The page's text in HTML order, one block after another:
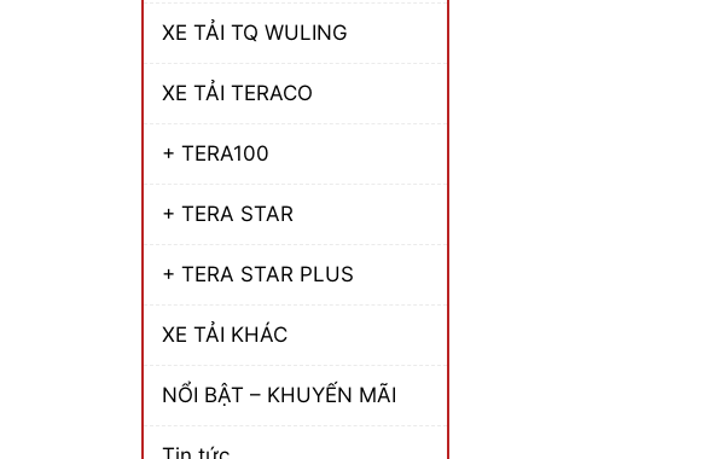
XE TẢI TQ WULING
XE TẢI TERACO
+ TERA100
+ TERA STAR
+ TERA STAR PLUS
XE TẢI KHÁC
NỔI BẬT – KHUYẾN MÃI